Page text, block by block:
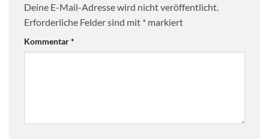
Deine E-Mail-Adresse wird nicht veröffentlicht.
Erforderliche Felder sind mit * markiert
Kommentar*